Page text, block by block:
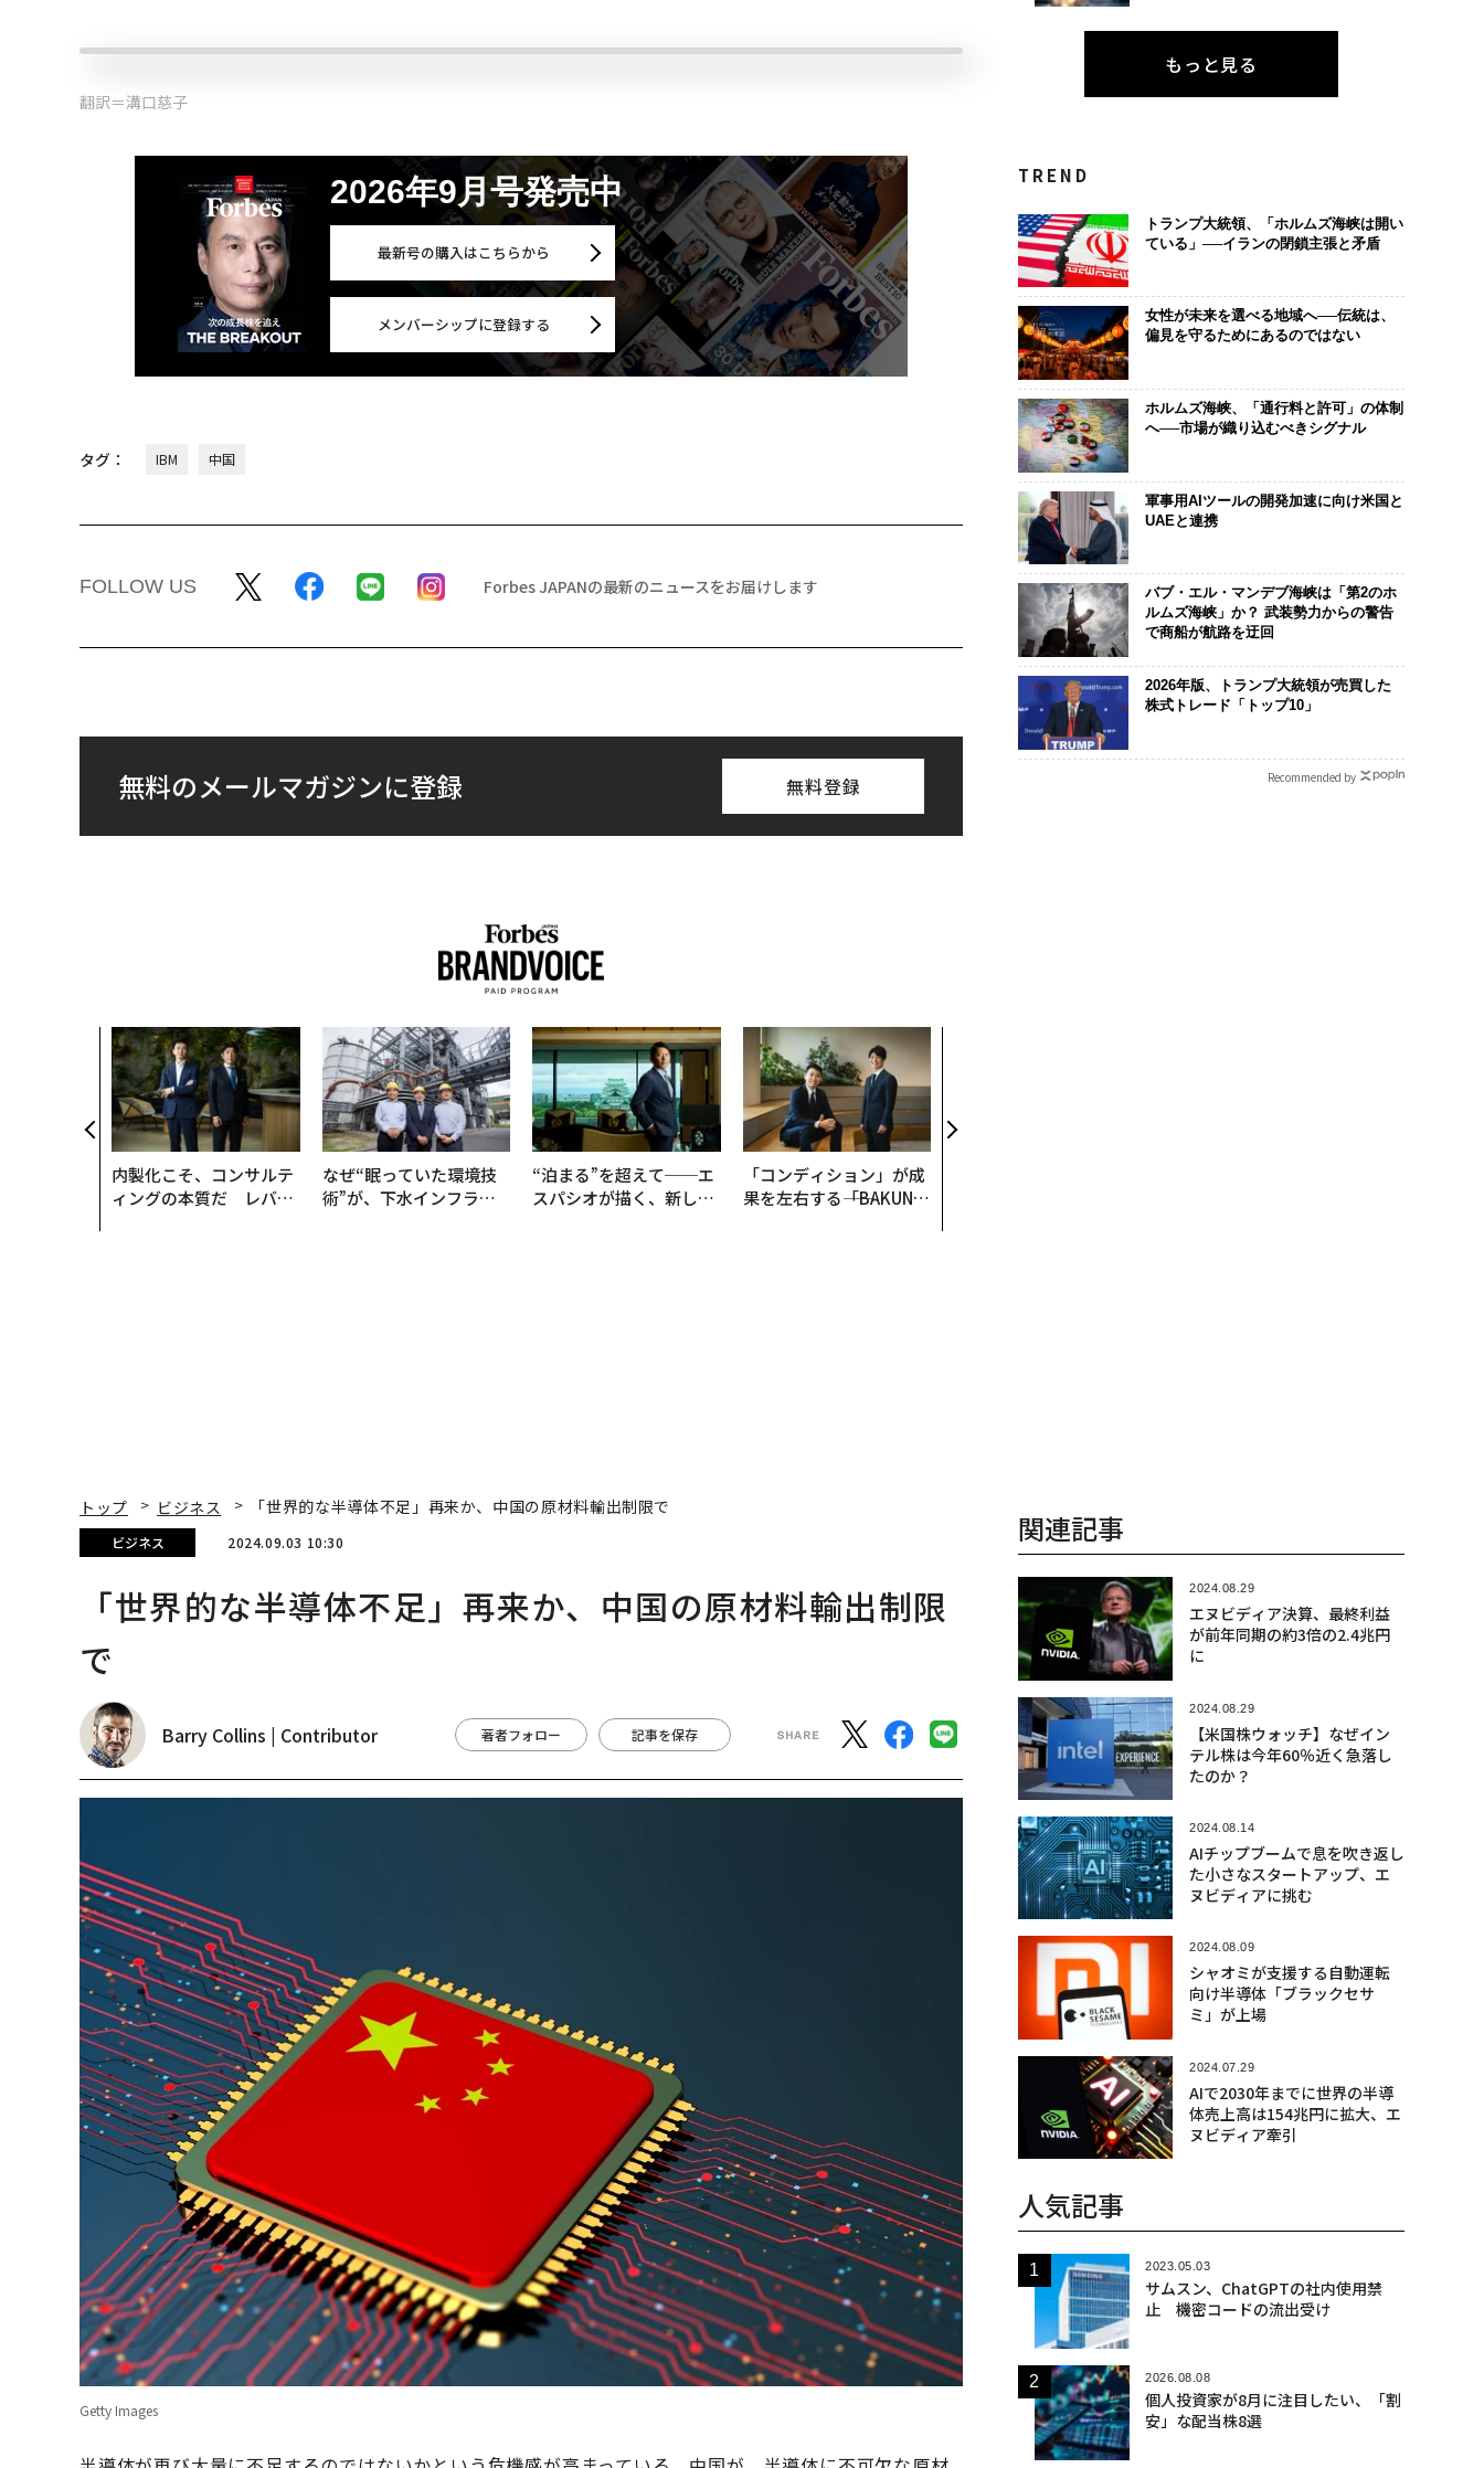
翻訳＝溝口慈子
2026年9月号発売中
最新号の購入はこちらから
メンバーシップに登録する
タグ： IBM 中国
FOLLOW US Forbes JAPANの最新のニュースをお届けします
無料のメールマガジンに登録 無料登録
内製化こそ、コンサルテ
ィングの本質だ レバレ
なぜ“眠っていた環境技
術”が、下水インフラを
“泊まる”を超えて──エ
スパシオが描く、新しい
「コンディション」が成
果を左右する――「BAKUN
もっと見る
TREND
トランプ大統領、「ホルムズ海峡は開い
ている」──イランの閉鎖主張と矛盾
女性が未来を選べる地域へ──伝統は、
偏見を守るためにあるのではない
ホルムズ海峡、「通行料と許可」の体制
へ──市場が織り込むべきシグナル
軍事用AIツールの開発加速に向け米国と
UAEと連携
バブ・エル・マンデブ海峡は「第2のホ
ルムズ海峡」か？ 武装勢力からの警告
で商船が航路を迂回
2026年版、トランプ大統領が売買した
株式トレード「トップ10」
Recommended by
トップ ビジネス 「世界的な半導体不足」再来か、中国の原材料輸出制限で
ビジネス 2024.09.03 10:30
「世界的な半導体不足」再来か、中国の原材料輸出制限
で
Barry Collins | Contributor 著者フォロー 記事を保存
Getty Images
関連記事
2024.08.29
エヌビディア決算、最終利益
が前年同期の約3倍の2.4兆円
に
2024.08.29
【米国株ウォッチ】なぜイン
テル株は今年60％近く急落し
たのか？
2024.08.14
AIチップブームで息を吹き返し
た小さなスタートアップ、エ
ヌビディアに挑む
2024.08.09
シャオミが支援する自動運転
向け半導体「ブラックセサ
ミ」が上場
2024.07.29
AIで2030年までに世界の半導
体売上高は154兆円に拡大、エ
ヌビディア牽引
人気記事
2023.05.03
サムスン、ChatGPTの社内使用禁
止 機密コードの流出受け
2026.08.08
個人投資家が8月に注目したい、「割
安」な配当株8選